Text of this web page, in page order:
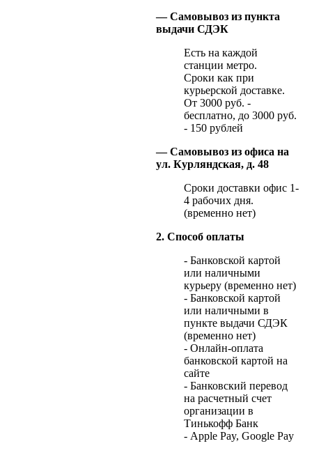
— Самовывоз из пункта
выдачи СДЭК
Есть на каждой
станции метро.
Сроки как при
курьерской доставке.
От 3000 руб. -
бесплатно, до 3000 руб.
- 150 рублей
— Самовывоз из офиса на
ул. Курляндская, д. 48
Сроки доставки офис 1-
4 рабочих дня.
(временно нет)
2. Способ оплаты
- Банковской картой
или наличными
курьеру (временно нет)
- Банковской картой
или наличными в
пункте выдачи СДЭК
(временно нет)
- Онлайн-оплата
банковской картой на
сайте
- Банковский перевод
на расчетный счет
организации в
Тинькофф Банк
- Apple Pay, Google Pay